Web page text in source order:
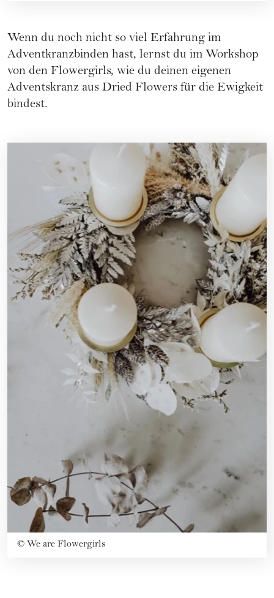
Wenn du noch nicht so viel Erfahrung im
Adventkranzbinden hast, lernst du im Workshop
von den Flowergirls, wie du deinen eigenen
Adventskranz aus Dried Flowers für die Ewigkeit
bindest.
© We are Flowergirls